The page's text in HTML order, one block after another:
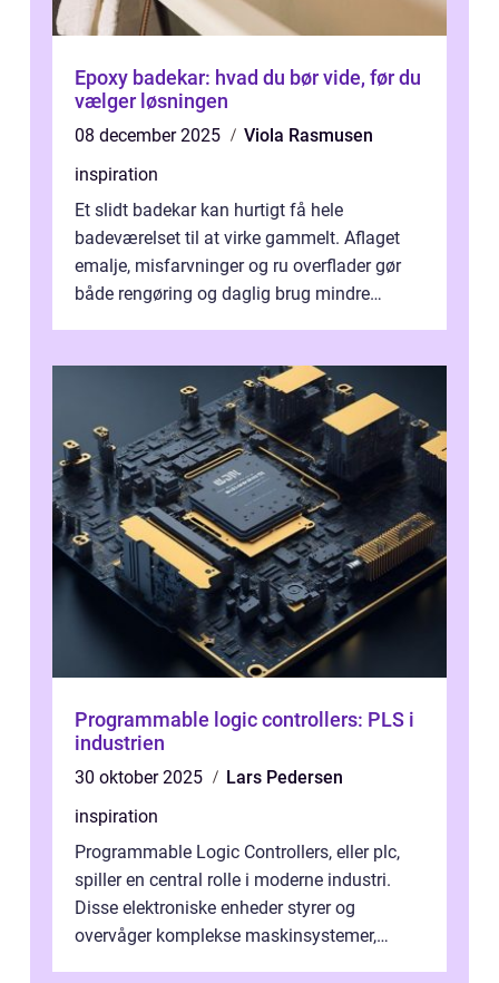
Epoxy badekar: hvad du bør vide, før du
vælger løsningen
08 december 2025
Viola Rasmusen
inspiration
Et slidt badekar kan hurtigt få hele
badeværelset til at virke gammelt. Aflaget
emalje, misfarvninger og ru overflader gør
både rengøring og daglig brug mindre
Programmable logic controllers: PLS i
industrien
30 oktober 2025
Lars Pedersen
inspiration
Programmable Logic Controllers, eller plc,
spiller en central rolle i moderne industri.
Disse elektroniske enheder styrer og
overvåger komplekse maskinsystemer,